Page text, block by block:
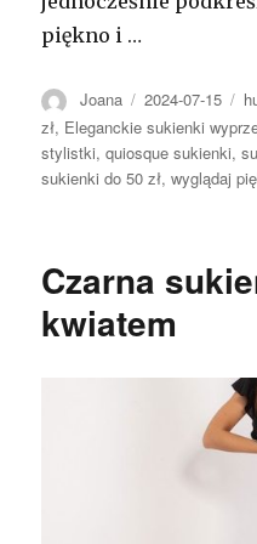
piękno i …
Autor
Joana Opublikowano
2024-07-15
zł, Eleganckie sukienki
stylistki,quiosque sukienki,
sukienki do 50 zł,wyglądaj
Czarna
kwiatem